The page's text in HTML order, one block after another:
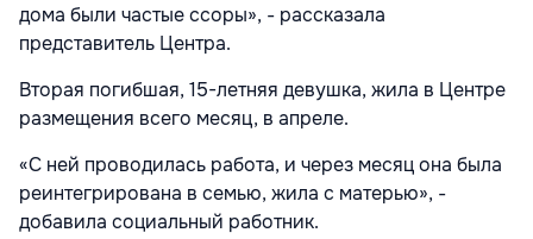
дома были частые ссоры», - рассказала
представитель Центра.
Вторая погибшая, 15-летняя девушка, жила в Центре
размещения всего месяц, в апреле.
«С ней проводилась работа, и через месяц она была
реинтегрирована в семью, жила с матерью», -
добавила социальный работник.